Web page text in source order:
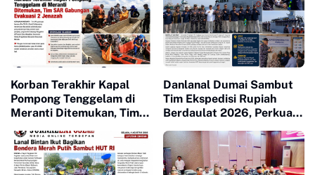
Korban Terakhir Kapal
Pompong Tenggelam di
Meranti Ditemukan, Tim
Jenazah
Danlanal Dumai Sambut
Tim Ekspedisi Rupiah
Berdaulat 2026, Perkuat
Pulau Terluar Riau